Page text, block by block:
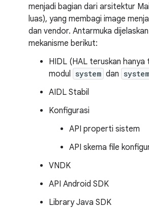
menjadi bagian dari arsitektur
luas), yang membagi image
dan vendor. Antarmuka
mekanisme berikut:
HIDL (HAL teruskan hanya
modul
system dan
AIDL Stabil
Konfigurasi
API properti sistem
API skema file
VNDK
API Android SDK
Library Java SDK